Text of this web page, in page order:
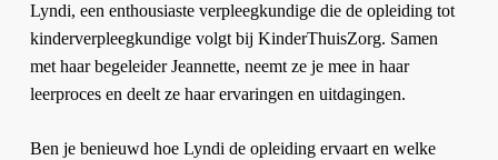
Lyndi, een enthousiaste verpleegkundige die de opleiding tot
kinderverpleegkundige volgt bij KinderThuisZorg. Samen
met haar begeleider Jeannette, neemt ze je mee in haar
leerproces en deelt ze haar ervaringen en uitdagingen.
Ben je benieuwd hoe Lyndi de opleiding ervaart en welke